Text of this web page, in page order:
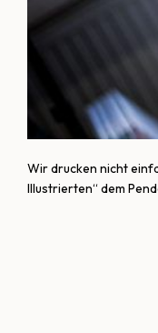
Wir drucken nicht
Illustrierten“ dem